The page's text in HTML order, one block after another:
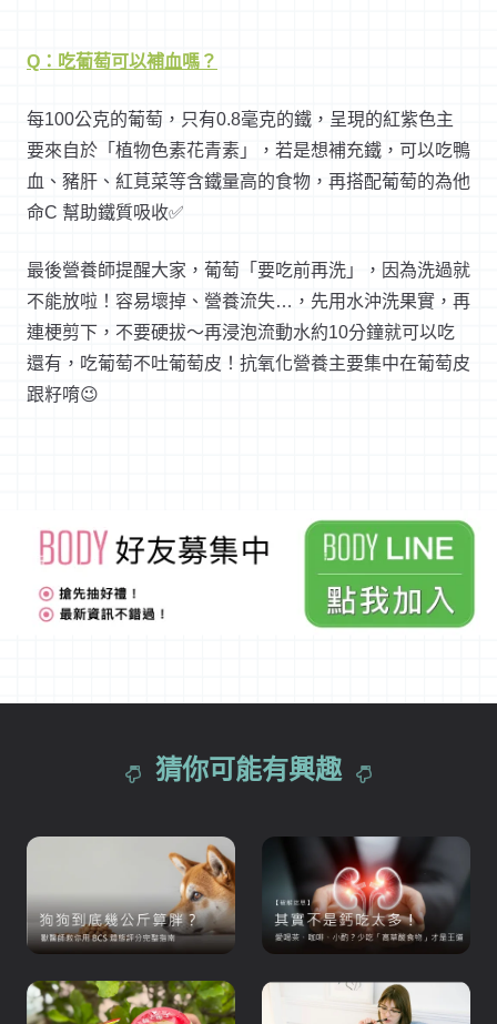
Q：吃葡萄可以補血嗎？
每100公克的葡萄，只有0.8毫克的鐵，呈現的紅紫色主
要來自於「植物色素花青素」，若是想補充鐵，可以吃鴨
血、豬肝、紅莧菜等含鐵量高的食物，再搭配葡萄的為他
命C 幫助鐵質吸收✅
最後營養師提醒大家，葡萄「要吃前再洗」，因為洗過就
不能放啦！容易壞掉、營養流失…，先用水沖洗果實，再
連梗剪下，不要硬拔～再浸泡流動水約10分鐘就可以吃
還有，吃葡萄不吐葡萄皮！抗氧化營養主要集中在葡萄皮
跟籽唷😉
猜你可能有興趣